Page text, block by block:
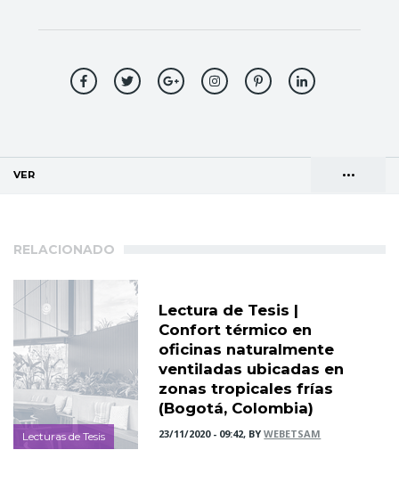
•••
VER
RELACIONADO
Lecturas de Tesis
Lectura de Tesis |
Confort térmico en
oficinas naturalmente
ventiladas ubicadas en
zonas tropicales frías
(Bogotá, Colombia)
23/11/2020 - 09:42, BYWEBETSAM